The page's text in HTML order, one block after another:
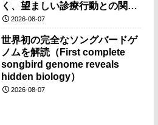
く、望ましい診療行動との関連
も確認ー
2026-08-07
世界初の完全なソングバードゲ
ノムを解読（First complete
songbird genome reveals
hidden biology）
2026-08-07